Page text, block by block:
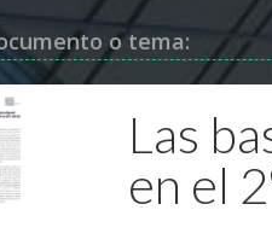
o tema:
Las
en el